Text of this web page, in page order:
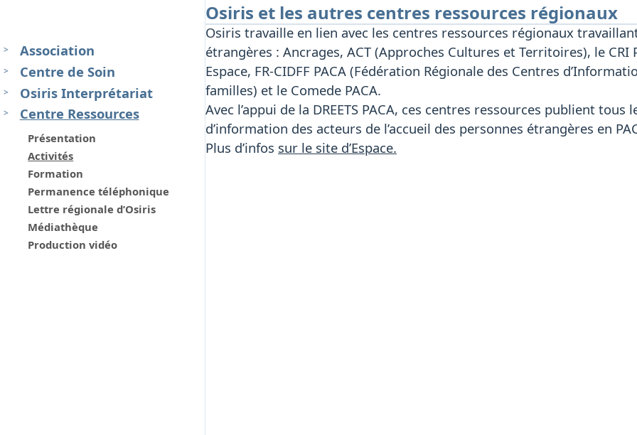
Association
Centre de Soin
Osiris Interprétariat
Centre Ressources
Présentation
Activités
Formation
Permanence téléphonique
Lettre régionale d’Osiris
Médiathèque
Production vidéo
Osiris et les autres centres ressources régionaux
Osiris travaille en lien avec les centres ressources régionaux
étrangères : Ancrages, ACT (Approches Cultures et Territoires), le CRI
Espace, FR-CIDFF PACA (Fédération Régionale des Centres
familles) et le Comede PACA.
Avec l’appui de la DREETS PACA, ces centres ressources publient
d’information des acteurs de l’accueil des personnes étrangères en
Plus d’infos sur le site d’Espace.